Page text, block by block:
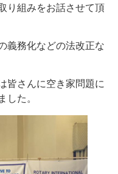
り組みをお話させて頂
義務化などの法改正な
皆さんに空き家問題に
た。